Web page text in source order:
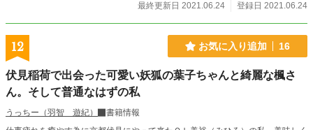
最終更新日 2021.06.24
登録日 2021.06.24
12 お気に入り追加 16
伏見稲荷で出会った可愛い妖狐の葉子ちゃんと綺麗な楓さ
ん。そして普通なはずの私
うっちー（羽智 遊紀）
書籍情報